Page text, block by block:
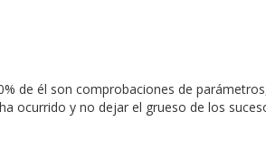
de él son comprobaciones de
ocurrido y no dejar el grueso de los